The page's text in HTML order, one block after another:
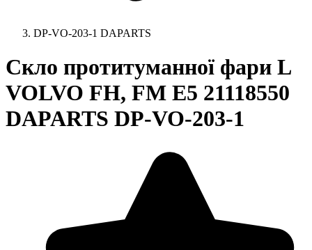
DP-VO-203-1 DAPARTS
Скло протитуманної фари L
VOLVO FH, FM E5 21118550
DAPARTS DP-VO-203-1